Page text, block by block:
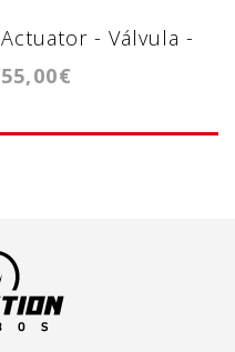
Actuator - Válvula -
RHV4 / VJ36
55,00€